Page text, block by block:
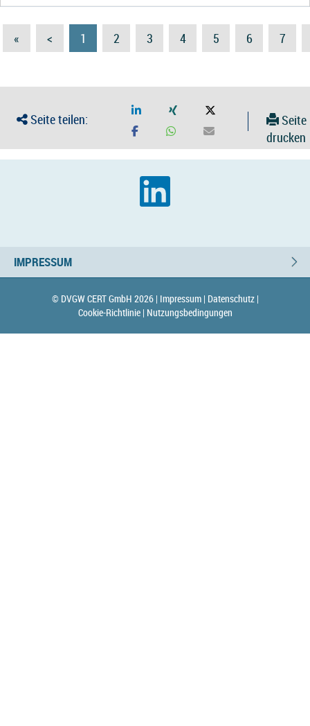
« < 1 2 3 4 5 6 7
Seite teilen:
Seite
drucken
IMPRESSUM
© DVGW CERT GmbH 2026 | Impressum | Datenschutz |
Cookie-Richtlinie | Nutzungsbedingungen